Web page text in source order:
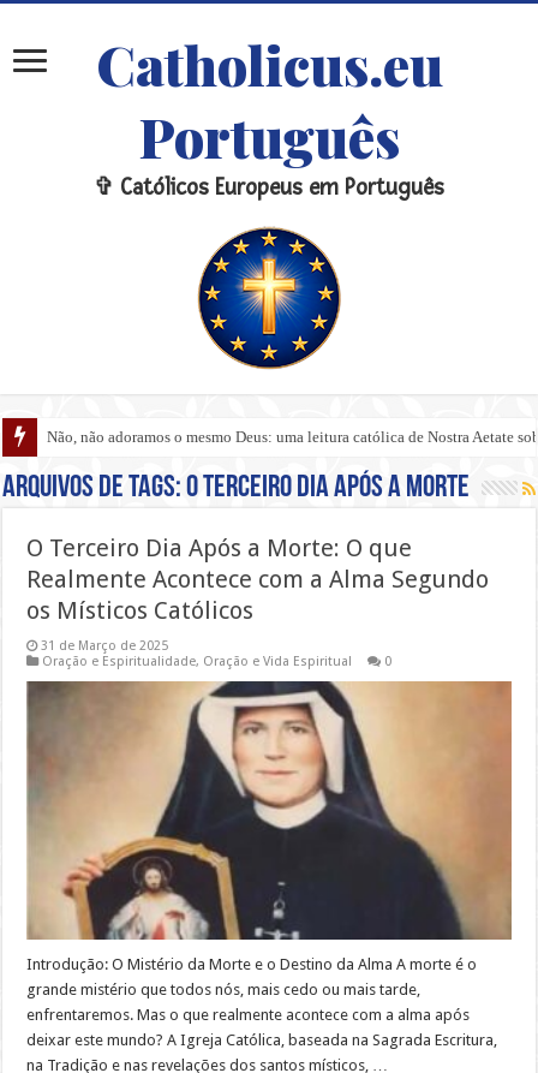
Catholicus.eu
Português
✞ Católicos Europeus em Português
Não, não adoramos o mesmo Deus: uma leitura católica de Nostra Aetate
Arquivos de tags:O Terceiro Dia Após a Morte
O Terceiro Dia Após a Morte: O que
Realmente Acontece com a Alma Segundo
os Místicos Católicos
31 de Março de 2025
Oração e Espiritualidade, Oração e Vida Espiritual 0
Introdução: O Mistério da Morte e o Destino da Alma A morte é o
grande mistério que todos nós, mais cedo ou mais tarde,
enfrentaremos. Mas o que realmente acontece com a alma após
deixar este mundo? A Igreja Católica, baseada na Sagrada Escritura,
na Tradição e nas revelações dos santos místicos, …